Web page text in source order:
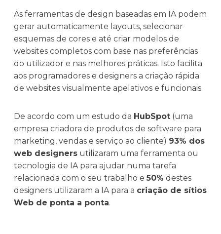
As ferramentas de design baseadas em IA podem
gerar automaticamente layouts, selecionar
esquemas de cores e até criar modelos de
websites completos com base nas preferências
do utilizador e nas melhores práticas. Isto facilita
aos programadores e designers a criação rápida
de websites visualmente apelativos e funcionais.
De acordo com um estudo da HubSpot(uma
empresa criadora de produtos de software para
marketing, vendas e serviço ao cliente) 93% dos
web designersutilizaram uma ferramenta ou
tecnologia de IA para ajudar numa tarefa
relacionada com o seu trabalho e 50% destes
designers utilizaram a IA para a criação de sítios
Web de ponta a ponta.